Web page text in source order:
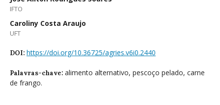
IFTO
Caroliny Costa Araujo
UFT
DOI: https://doi.org/10.36725/agries.v6i0.2440
Palavras-chave: alimento alternativo, pescoço pelado, carne
de frango.